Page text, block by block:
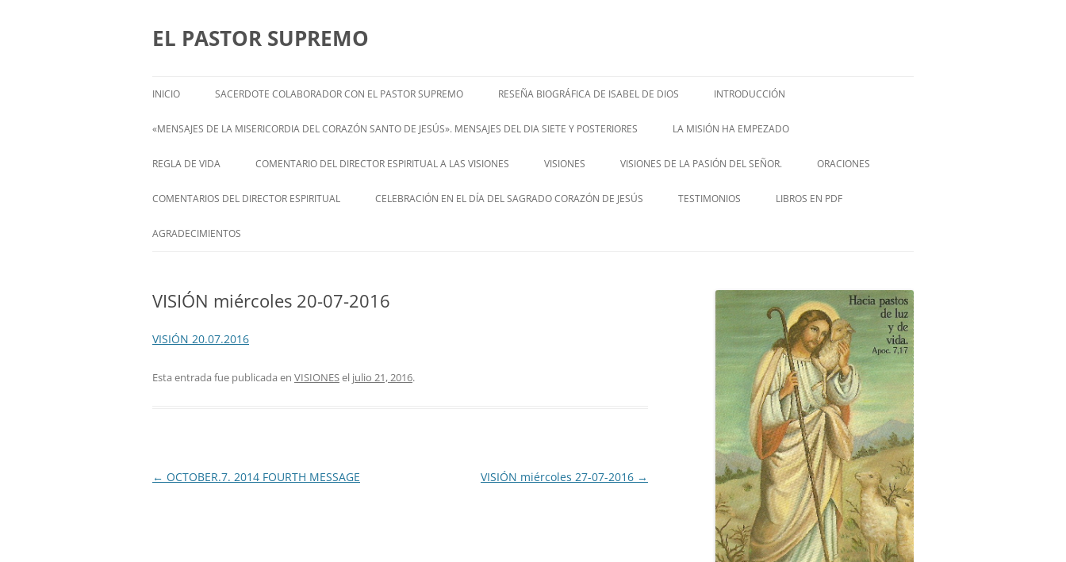
EL PASTOR SUPREMO
INICIO SACERDOTE COLABORADOR CON EL PASTOR SUPREMO RESEÑA BIOGRÁFICA DE ISABEL DE DIOS
ISABEL’S BIOGRAPHY
INTRODUCCIÓN
«MENSAJES DE LA MISERICORDIA DEL CORAZÓN SANTO DE JESÚS». MENSAJES DEL DIA SIETE Y POSTERIORES
ENGLISH
FRANÇAIS
ITALIANI
LA MISIÓN HA EMPEZADO
– ENGLISH –
REGLA DE VIDA COMENTARIO DEL DIRECTOR ESPIRITUAL A LAS VISIONES VISIONES
ENGLISH V
VISIONES DE LA PASIÓN DEL SEÑOR. ORACIONES
VIA CRUCIS
COMENTARIOS DEL DIRECTOR ESPIRITUAL
STATEMENT FROM THE SPIRITUAL
CELEBRACIÓN EN EL DÍA DEL SAGRADO CORAZÓN DE JESÚS TESTIMONIOS LIBROS EN PDF
AGRADECIMIENTOS
VISIÓN miércoles 20-07-2016
VISIÓN 20.07.2016
Esta entrada fue publicada en VISIONESel julio 21, 2016.
Navegación
← OCTOBER.7. 2014 FOURTH MESSAGE VISIÓN miércoles 27-07-2016 →